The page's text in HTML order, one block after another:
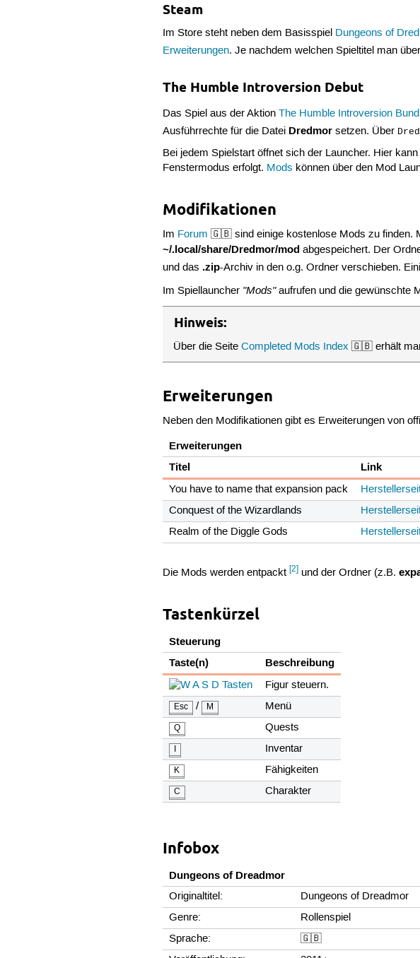
Steam
Im Store steht neben dem Basisspiel Dungeons of
Erweiterungen. Je nachdem welchen Spieltitel man
The Humble Introversion Debut
Das Spiel aus der AktionThe Humble Introversion
Ausführrechte für die Datei Dredmor setzen. Über
Bei jedem Spielstart öffnet sich der Launcher. Hier
Fenstermodus erfolgt. Mods können über den Mod
Modifikationen
Im Forum 🇬🇧 sind einige kostenlose Mods zu finden.
~/.local/share/Dredmor/mod abgespeichert. Der
und das .zip-Archiv in den o.g. Ordner verschieben.
Im Spiellauncher "Mods"aufrufen und die gewünschte
Hinweis:
Über die SeiteCompleted Mods Index 🇬🇧 erhält man
Erweiterungen
Neben den Modifikationen gibt es Erweiterungen von
Erweiterungen
Titel
Link
You have to name that expansion pack
Conquest of the Wizardlands
Realm of the Diggle Gods
Die Mods werden entpackt[2] und der Ordner (z.B.
Tastenkürzel
Steuerung
Taste(n)
Beschreibung
Figur steuern.
Esc / M Menü
Q Quests
I Inventar
K Fähigkeiten
C Charakter
Infobox
Dungeons of Dreadmor
Originaltitel:
Dungeons of Dreadmor
Genre:
Rollenspiel
Sprache:
🇬🇧